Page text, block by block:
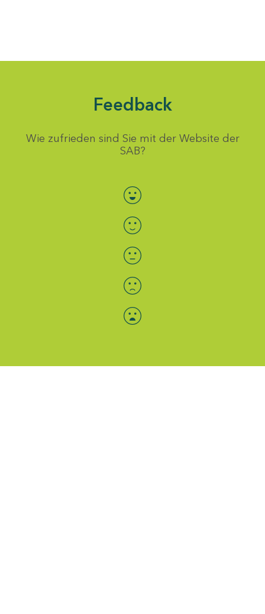
Feedback
Wie zufrieden sind Sie mit der Website der
SAB?
Bewertung auswählen